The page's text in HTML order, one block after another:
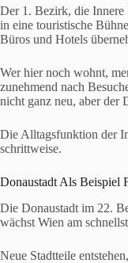
Der 1. Bezirk, die Innere
in eine touristische
Büros und Hotels
Wer hier noch wohnt,
zunehmend nach
nicht ganz neu, aber der
Die Alltagsfunktion der
schrittweise.
Donaustadt Als Beispiel
Die Donaustadt im 22.
wächst Wien am
Neue Stadtteile